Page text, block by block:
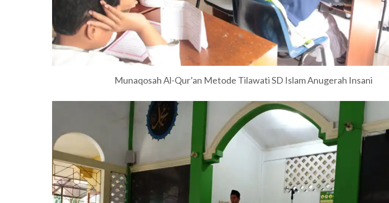
Munaqosah Al-Qur’an Metode Tilawati SD Islam Anugerah Insani